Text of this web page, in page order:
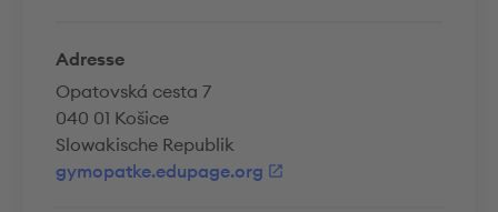
Adresse
Opatovská cesta 7
040 01 Košice
Slowakische Republik
gymopatke.edupage.org